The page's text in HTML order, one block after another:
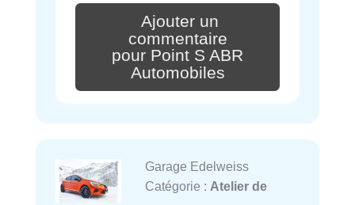
Ajouter un
commentaire
pour Point S ABR
Automobiles
Garage Edelweiss
Catégorie : Atelier de